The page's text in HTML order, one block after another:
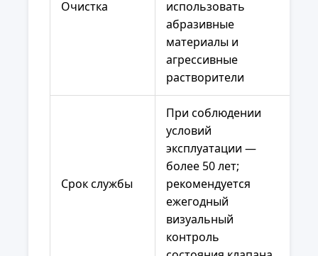
Очистка
использовать
абразивные
материалы и
агрессивные
растворители
Срок службы
При соблюдении
условий
эксплуатации —
более 50 лет;
рекомендуется
ежегодный
визуальный
контроль